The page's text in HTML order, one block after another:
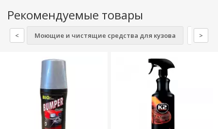
Рекомендуемые товары
< Моющие и чистящие средства для кузова >